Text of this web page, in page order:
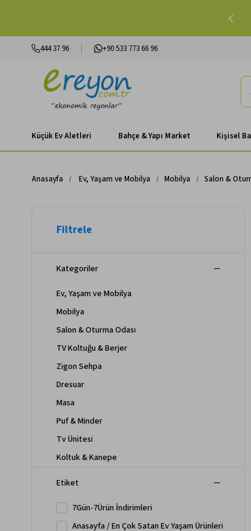
444 37 96 +90 533 773 66 96
Küçük Ev Aletleri Bahçe & Yapı Market Kişisel
Anasayfa Ev, Yaşam ve Mobilya Mobilya Salon &
Kategoriler
Ev, Yaşam ve Mobilya
Mobilya
Salon & Oturma Odası
TV Koltuğu & Berjer
Zigon Sehpa
Dresuar
Masa
Puf & Minder
Tv Ünitesi
Koltuk & Kanepe
Etiket
7Gün-7Ürün İndirimleri
Anasayfa / En Çok Satan Ev Yaşam Ürünleri